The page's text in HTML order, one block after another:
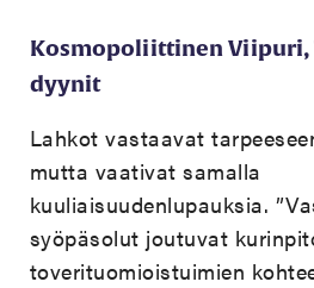
Kosmopoliittinen Viipuri,
dyynit
Lahkot vastaavat
mutta vaativat samalla
kuuliaisuudenlupauksia.
syöpäsolut joutuvat
toverituomioistuimien